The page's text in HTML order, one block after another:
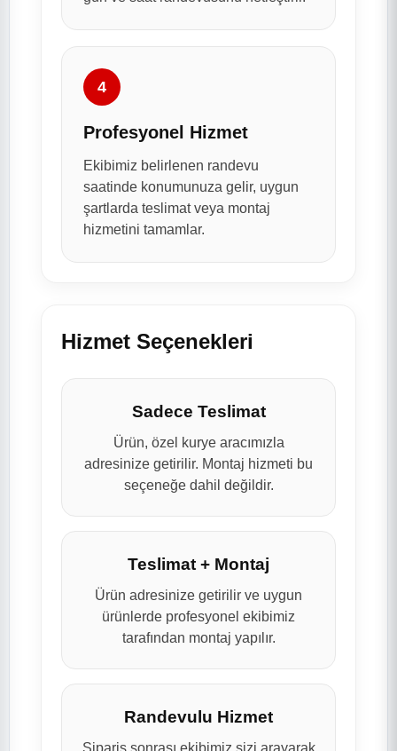
4
Profesyonel Hizmet
Ekibimiz belirlenen randevu
saatinde konumunuza gelir, uygun
şartlarda teslimat veya montaj
hizmetini tamamlar.
Hizmet Seçenekleri
Sadece Teslimat
Ürün, özel kurye aracımızla
adresinize getirilir. Montaj hizmeti bu
seçeneğe dahil değildir.
Teslimat + Montaj
Ürün adresinize getirilir ve uygun
ürünlerde profesyonel ekibimiz
tarafından montaj yapılır.
Randevulu Hizmet
Sipariş sonrası ekibimiz sizi arayarak